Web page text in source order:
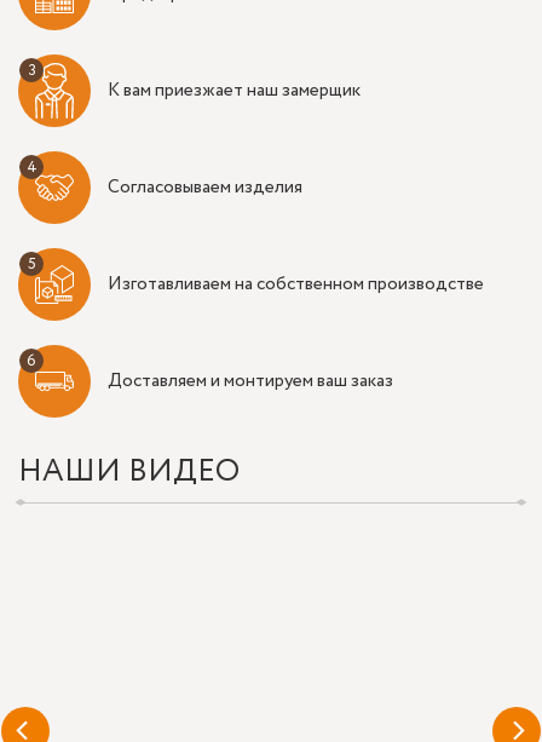
К вам приезжает наш замерщик
Согласовываем изделия
Изготавливаем на собственном производстве
Доставляем и монтируем ваш заказ
НАШИ ВИДЕО